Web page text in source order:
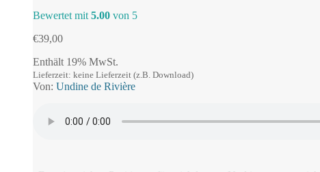
Bewertet mit 5.00 von 5
€39,00
Enthält 19% MwSt.
Lieferzeit: keine Lieferzeit (z.B. Download)
Von: Undine de Rivière